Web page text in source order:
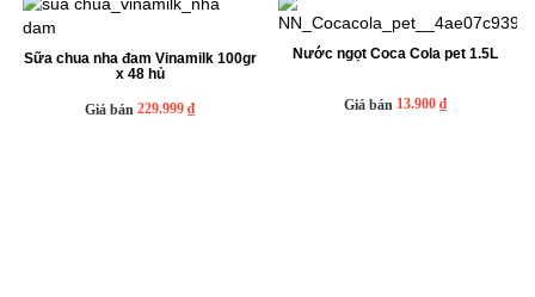
Sữa chua nha đam Vinamilk 100gr
x 48 hủ
Giá bán 229.999 ₫
Nước ngọt Coca Cola pet 1.5L
Giá bán 13.900 ₫